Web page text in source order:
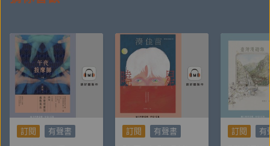
強（時報出版副總編輯∕影評人）
【作者簡介】
唐福睿
訂閱 有聲書 訂閱 有聲書 訂閱 有